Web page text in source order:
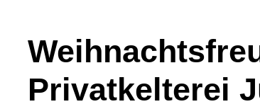
Privatkelterei